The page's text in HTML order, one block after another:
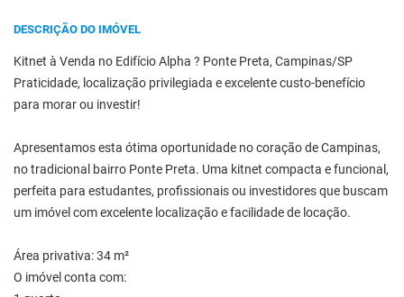
DESCRIÇÃO DO IMÓVEL
Kitnet à Venda no Edifício Alpha ? Ponte Preta, Campinas/SP
Praticidade, localização privilegiada e excelente custo-benefício
para morar ou investir!
Apresentamos esta ótima oportunidade no coração de Campinas,
no tradicional bairro Ponte Preta. Uma kitnet compacta e funcional,
perfeita para estudantes, profissionais ou investidores que buscam
um imóvel com excelente localização e facilidade de locação.
Área privativa: 34 m²
O imóvel conta com: